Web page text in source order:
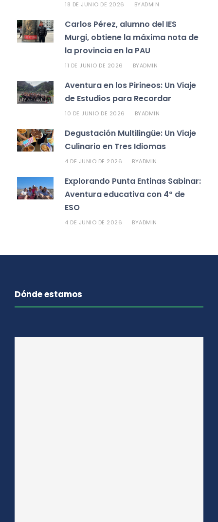
18 DE JUNIO DE 2026 BYADMIN
Carlos Pérez, alumno del IES
Murgi, obtiene la máxima nota de
la provincia en la PAU
11 DE JUNIO DE 2026 BYADMIN
Aventura en los Pirineos: Un Viaje
de Estudios para Recordar
10 DE JUNIO DE 2026 BYADMIN
Degustación Multilingüe: Un Viaje
Culinario en Tres Idiomas
4 DE JUNIO DE 2026 BYADMIN
Explorando Punta Entinas Sabinar:
Aventura educativa con 4º de
ESO
4 DE JUNIO DE 2026 BYADMIN
Dónde estamos